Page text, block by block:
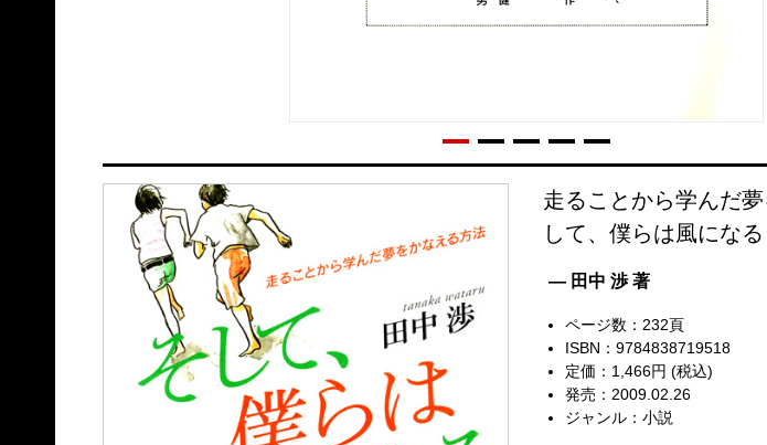
走ることから学んだ
して、僕らは風になる
— 田中 渉 著
ページ数：232頁
ISBN：9784838719518
定価：1,466円 (税込)
発売：2009.02.26
ジャンル： 小説